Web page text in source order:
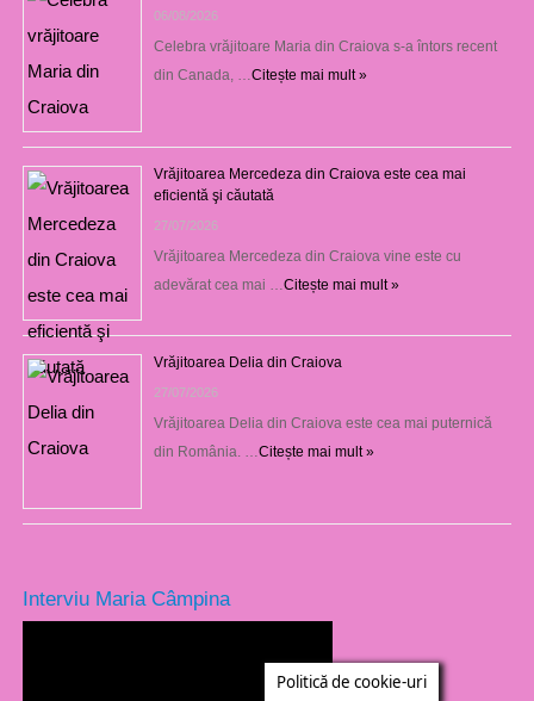
06/08/2026
Celebra vrăjitoare Maria din Craiova s-a întors recent
din Canada, … Citește mai mult »
Vrăjitoarea Mercedeza din Craiova este cea mai
eficientă şi căutată
27/07/2026
Vrăjitoarea Mercedeza din Craiova vine este cu
adevărat cea mai … Citește mai mult »
Vrăjitoarea Delia din Craiova
27/07/2026
Vrăjitoarea Delia din Craiova este cea mai puternică
din România. … Citește mai mult »
Interviu Maria Câmpina
Politică de cookie-uri